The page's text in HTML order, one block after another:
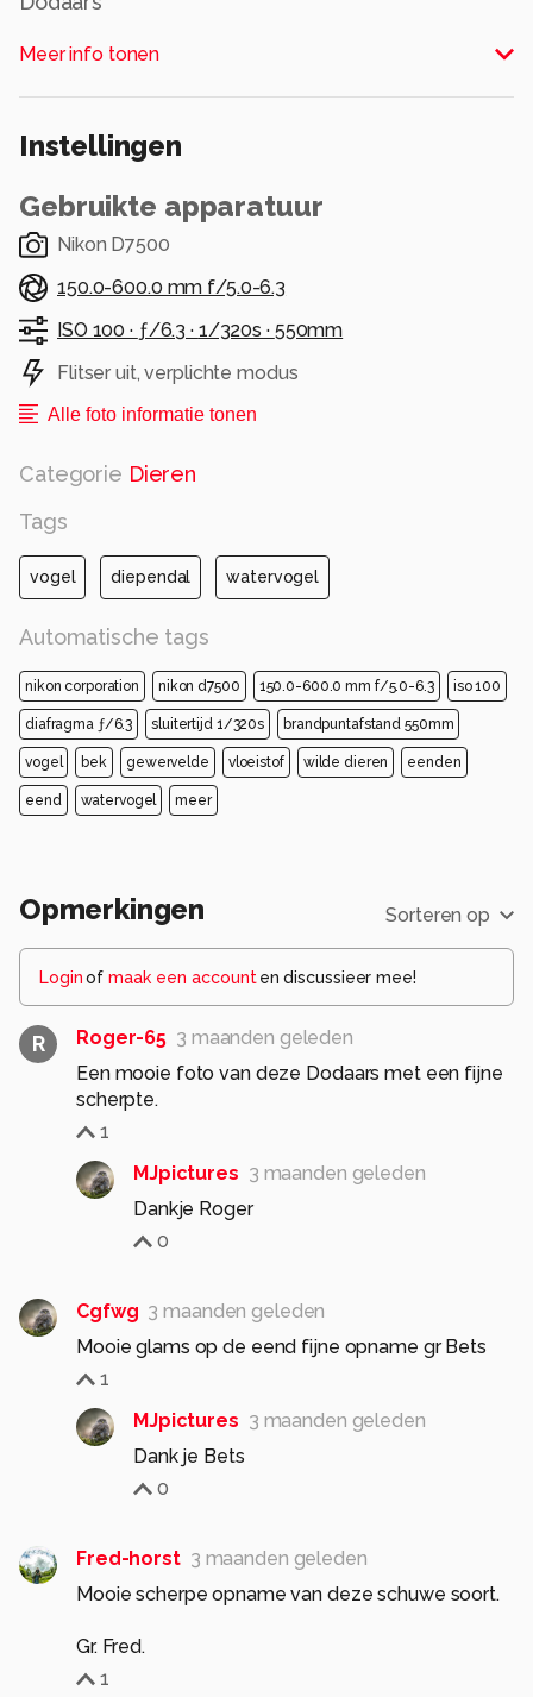
Alle rechten voorbehouden
Meer info tonen
Instellingen
Gebruikte apparatuur
Nikon D7500
150.0-600.0 mm f/5.0-6.3
ISO 100 · ƒ/6.3 · 1/320s · 550mm
Flitser uit, verplichte modus
Alle foto informatie tonen
Categorie Dieren
Tags
vogel diependal watervogel
Automatische tags
nikon corporation nikon d7500 150.0-600.0 mm f/5.0-6.3 iso 100
diafragma ƒ/6.3 sluitertijd 1/320s brandpuntafstand 550mm
vogel bek gewervelde vloeistof wilde dieren eenden
eend watervogel meer
Opmerkingen Sorteren op
Loginof maak een account en discussieer mee!
R Roger-65 3 maanden geleden
Een mooie foto van deze Dodaars met een fijne
scherpte.
1
MJpictures 3 maanden geleden
Dankje Roger
0
Cgfwg 3 maanden geleden
Mooie glams op de eend fijne opname gr Bets
1
MJpictures 3 maanden geleden
Dank je Bets
0
Fred-horst 3 maanden geleden
Mooie scherpe opname van deze schuwe soort.
1